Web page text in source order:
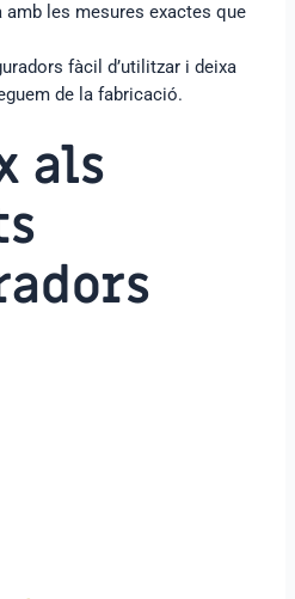
les mesures exactes que
fàcil d’utilitzar i deixa
de la fabricació.
als